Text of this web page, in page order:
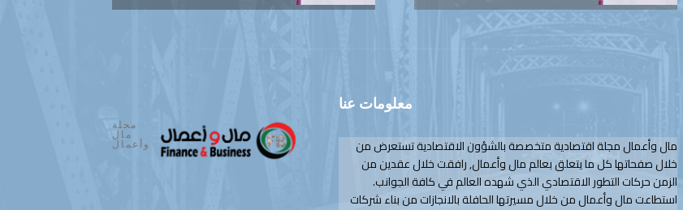
مجلة
مال
وأعمال
معلومات عنا
مال وأعمال مجلة اقتصادية متخصصة بالشؤون الاقتصادية تستعرض من
خلال صفحاتها كل ما يتعلق بعالم مال وأعمال, رافقت خلال عقدين من
الزمن حركات التطور الاقتصادي الذي شهده العالم في كافة الجوانب.
استطاعت مال وأعمال من خلال مسيرتها الحافلة بالانجازات من بناء شركات